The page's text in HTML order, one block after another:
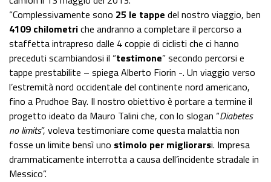
“Complessivamente sono 25 le tappe del nostro viaggio, ben
4109 chilometriche andranno a completare il percorso a
staffetta intrapreso dalle 4 coppie di ciclisti che ci hanno
preceduti scambiandosi il “testimone” secondo percorsi e
tappe prestabilite – spiega Alberto Fiorin -. Un viaggio verso
l’estremità nord occidentale del continente nord americano,
fino a Prudhoe Bay. Il nostro obiettivo è portare a termine il
progetto ideato da Mauro Talini che, con lo slogan “Diabetes
no limits”, voleva testimoniare come questa malattia non
fosse un limite bensì uno stimolo per migliorarsi. Impresa
drammaticamente interrotta a causa dell’incidente stradale in
Messico”.